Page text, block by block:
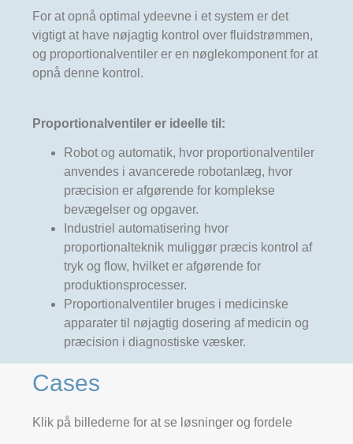
For at opnå optimal ydeevne i et system er det
vigtigt at have nøjagtig kontrol over fluidstrømmen,
og proportionalventiler er en nøglekomponent for at
opnå denne kontrol.
Proportionalventiler er ideelle til:
Robot og automatik, hvor proportionalventiler
anvendes i avancerede robotanlæg, hvor
præcision er afgørende for komplekse
bevægelser og opgaver.
Industriel automatisering hvor
proportionalteknik muliggør præcis kontrol af
tryk og flow, hvilket er afgørende for
produktionsprocesser.
Proportionalventiler bruges i medicinske
apparater til nøjagtig dosering af medicin og
præcision i diagnostiske væsker.
Cases
Klik på billederne for at se løsninger og fordele